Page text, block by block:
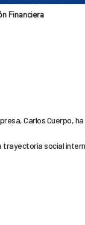
Financiera
Carlos Cuerpo,
social